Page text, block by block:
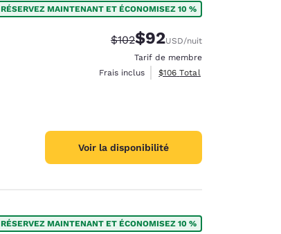
RÉSERVEZ MAINTENANT ET ÉCONOMISEZ 10 %
Tarif barré :
$102Tarif réduit :
$92USD/nuit
Tarif de membre
Frais inclus
Afficher les détails totaux
$106 Total
Voir la disponibilité
RÉSERVEZ MAINTENANT ET ÉCONOMISEZ 10 %